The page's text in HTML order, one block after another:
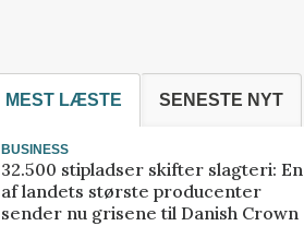
MEST LÆSTE SENESTE NYT
BUSINESS
32.500 stipladser skifter slagteri: En
af landets største producenter
sender nu grisene til Danish Crown